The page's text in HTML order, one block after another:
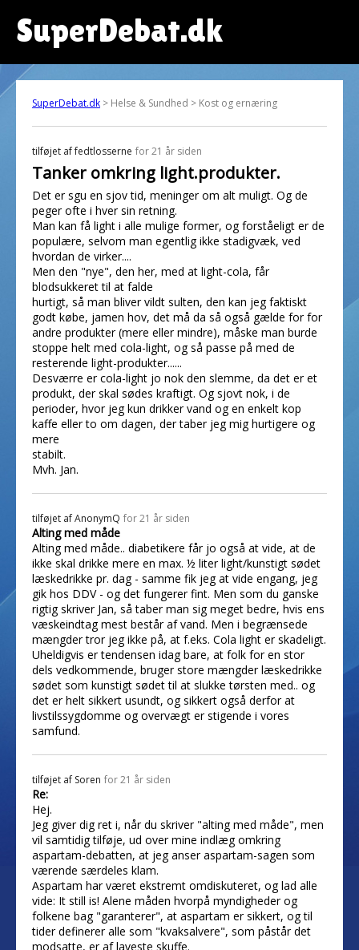
SuperDebat.dk
SuperDebat.dk > Helse & Sundhed > Kost og ernæring
tilføjet affedtlosserne for 21 år siden
Tanker omkring light.produkter.
Det er sgu en sjov tid, meninger om alt muligt. Og de
peger ofte i hver sin retning.
Man kan få light i alle mulige former, og forståeligt er de
populære, selvom man egentlig ikke stadigvæk, ved
hvordan de virker....
Men den "nye", den her, med at light-cola, får
blodsukkeret til at falde
hurtigt, så man bliver vildt sulten, den kan jeg faktiskt
godt købe, jamen hov, det må da så også gælde for for
andre produkter (mere eller mindre), måske man burde
stoppe helt med cola-light, og så passe på med de
resterende light-produkter......
Desværre er cola-light jo nok den slemme, da det er et
produkt, der skal sødes kraftigt. Og sjovt nok, i de
perioder, hvor jeg kun drikker vand og en enkelt kop
kaffe eller to om dagen, der taber jeg mig hurtigere og
mere
stabilt.
Mvh. Jan.
tilføjet afAnonymQ for 21 år siden
Alting med måde
Alting med måde.. diabetikere får jo også at vide, at de
ikke skal drikke mere en max. ½ liter light/kunstigt sødet
læskedrikke pr. dag - samme fik jeg at vide engang, jeg
gik hos DDV - og det fungerer fint. Men som du ganske
rigtig skriver Jan, så taber man sig meget bedre, hvis ens
væskeindtag mest består af vand. Men i begrænsede
mængder tror jeg ikke på, at f.eks. Cola light er skadeligt.
Uheldigvis er tendensen idag bare, at folk for en stor
dels vedkommende, bruger store mængder læskedrikke
sødet som kunstigt sødet til at slukke tørsten med.. og
det er helt sikkert usundt, og sikkert også derfor at
livstilssygdomme og overvægt er stigende i vores
samfund.
tilføjet af Soren for 21 år siden
Re:
Hej.
Jeg giver dig ret i, når du skriver "alting med måde", men
vil samtidig tilføje, ud over mine indlæg omkring
aspartam-debatten, at jeg anser aspartam-sagen som
værende særdeles klam.
Aspartam har været ekstremt omdiskuteret, og lad alle
vide: It still is! Alene måden hvorpå myndigheder og
folkene bag "garanterer", at aspartam er sikkert, og til
tider definerer alle som "kvaksalvere", som påstår det
modsatte, er af laveste skuffe.